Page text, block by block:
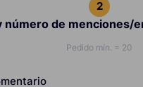
número de menciones/
Pedido mín. = 20